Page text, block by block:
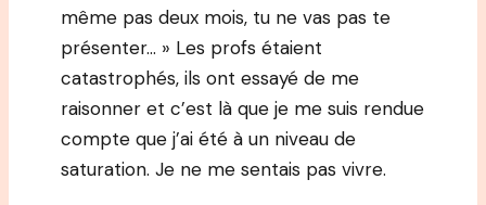
même pas deux mois, tu ne vas pas te
présenter… » Les profs étaient
catastrophés, ils ont essayé de me
raisonner et c’est là que je me suis rendue
compte que j’ai été à un niveau de
saturation. Je ne me sentais pas vivre.